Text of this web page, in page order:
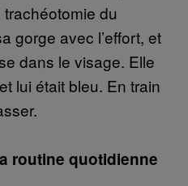
trachéotomie du
gorge avec l’effort, et
dans le visage. Elle
lui était bleu. En train
routine quotidienne